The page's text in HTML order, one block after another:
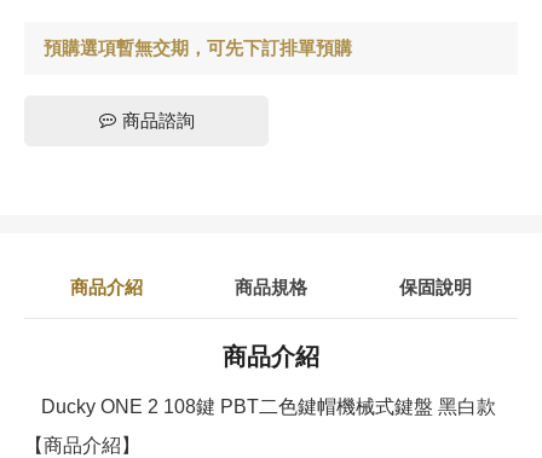
預購選項暫無交期，可先下訂排單預購
商品諮詢
商品介紹 商品規格 保固說明
商品介紹
Ducky ONE 2 108鍵 PBT二色鍵帽機械式鍵盤 黑白款
【商品介紹】